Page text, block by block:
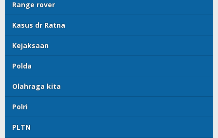
Range rover
Kasus dr Ratna
Kejaksaan
Polda
Olahraga kita
Polri
PLTN